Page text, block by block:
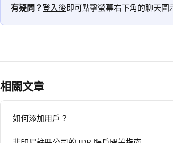
有疑問？登入後 即可點擊螢幕右下角的聊天圖
相關文章
如何添加用戶？